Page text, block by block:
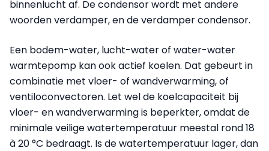
binnenlucht af. De condensor wordt met andere
woorden verdamper, en de verdamper condensor.
Een bodem-water, lucht-water of water-water
warmtepomp kan ook actief koelen. Dat gebeurt in
combinatie met vloer- of wandverwarming, of
ventiloconvectoren. Let wel de koelcapaciteit bij
vloer- en wandverwarming is beperkter, omdat de
minimale veilige watertemperatuur meestal rond 18
à 20 °C bedraagt. Is de watertemperatuur lager, dan